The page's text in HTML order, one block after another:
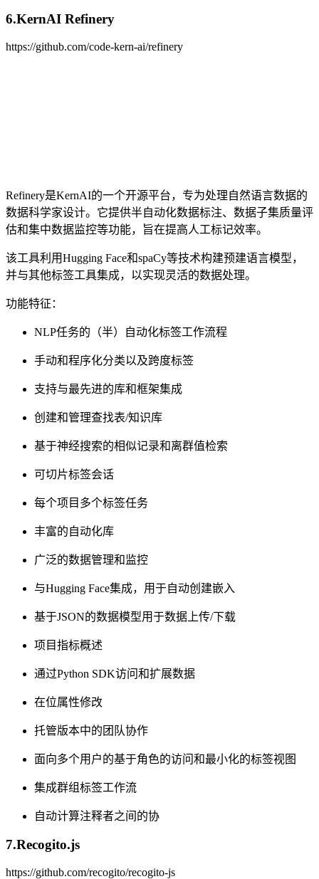
6.KernAI Refinery
https://github.com/code-kern-ai/refinery
Refinery是KernAI的一个开源平台，专为处理自然语言数据的
数据科学家设计。它提供半自动化数据标注、数据子集质量评
估和集中数据监控等功能，旨在提高人工标记效率。
该工具利用Hugging Face和spaCy等技术构建预建语言模型，
并与其他标签工具集成，以实现灵活的数据处理。
功能特征：
NLP任务的（半）自动化标签工作流程
手动和程序化分类以及跨度标签
支持与最先进的库和框架集成
创建和管理查找表/知识库
基于神经搜索的相似记录和离群值检索
可切片标签会话
每个项目多个标签任务
丰富的自动化库
广泛的数据管理和监控
与Hugging Face集成，用于自动创建嵌入
基于JSON的数据模型用于数据上传/下载
项目指标概述
通过Python SDK访问和扩展数据
在位属性修改
托管版本中的团队协作
面向多个用户的基于角色的访问和最小化的标签视图
集成群组标签工作流
自动计算注释者之间的协
7.Recogito.js
https://github.com/recogito/recogito-js